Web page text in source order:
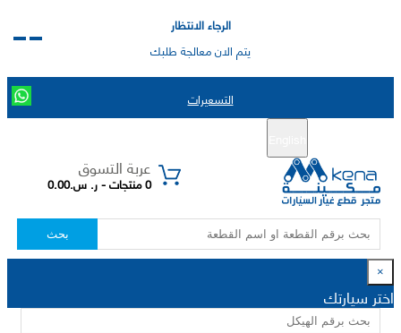
الرجاء الانتظار
يتم الان معالجة طلبك
التسعيرات
عربة التسوق
0 منتجات - ر. س.0.00
بحث
×
اختر سيارتك